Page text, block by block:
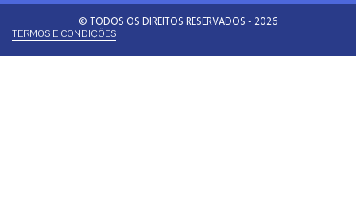
© TODOS OS DIREITOS RESERVADOS - 2026
TERMOS E CONDIÇÕES